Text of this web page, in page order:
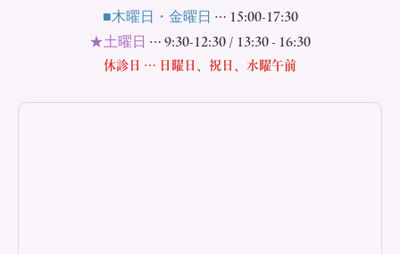
■木曜日・金曜日 … 15:00-17:30
★土曜日 … 9:30-12:30 / 13:30 - 16:30
休診日 … 日曜日、祝日、水曜午前